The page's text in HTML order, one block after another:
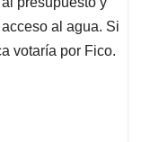
al agua. Si
votaría por Fico.